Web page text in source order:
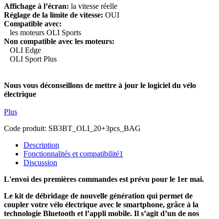
Affichage à l’écran: la vitesse réelle
Réglage de la limite de vitesse: OUI
Compatible avec:
les moteurs OLI Sports
Non compatible avec les moteurs:
OLI Edge
OLI Sport Plus
Nous vous déconseillons de mettre à jour le logiciel du vélo
électrique
Plus
Code produit: SB3BT_OLI_20+3pcs_BAG
Description
Fonctionnalités et compatibilité1
Discussion
L'envoi des premières commandes est prévu pour le 1er mai.
Le kit de débridage de nouvelle génération qui permet de
coupler votre vélo électrique avec le smartphone, grâce à la
technologie Bluetooth et l’appli mobile. Il s’agit d’un de nos